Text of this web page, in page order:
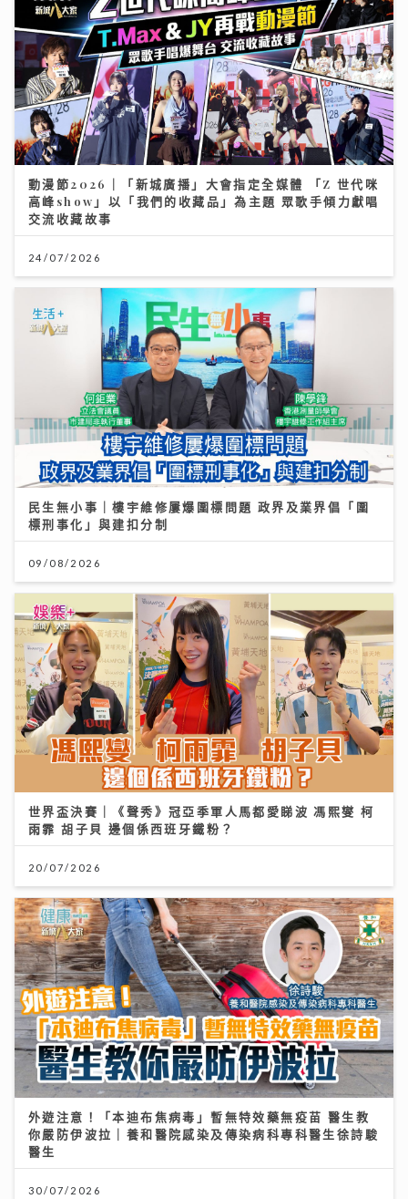
動漫節2026｜「新城廣播」大會指定全媒體 「Z 世代咪
高峰show」以「我們的收藏品」為主題 眾歌手傾力獻唱
交流收藏故事
24/07/2026
民生無小事｜樓宇維修屢爆圍標問題 政界及業界倡「圍
標刑事化」與建扣分制
09/08/2026
世界盃決賽｜《聲秀》冠亞季軍人馬都愛睇波 馮熙燮 柯
雨霏 胡子貝 邊個係西班牙鐵粉？
20/07/2026
外遊注意！「本迪布焦病毒」暫無特效藥無疫苗 醫生教
你嚴防伊波拉｜養和醫院感染及傳染病科專科醫生徐詩駿
醫生
30/07/2026